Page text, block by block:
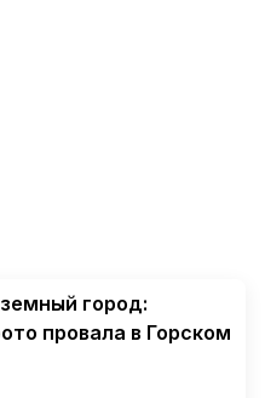
город:
провала в Горском